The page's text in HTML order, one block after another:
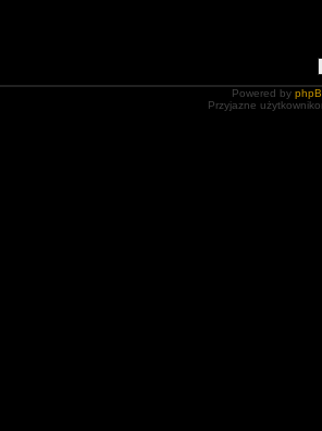
Powered by
Przyjazne